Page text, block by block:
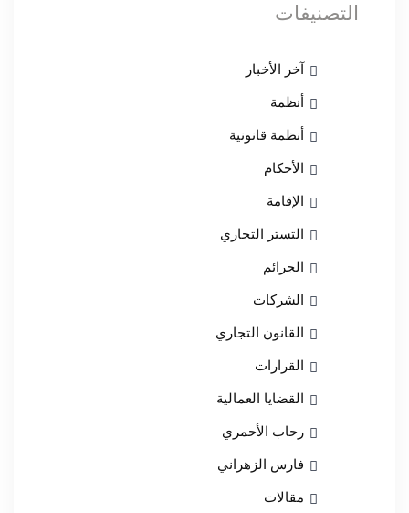
التصنيفات
آخر الأخبار
أنظمة
أنظمة قانونية
الأحكام
الإقامة
التستر التجاري
الجرائم
الشركات
القانون التجاري
القرارات
القضايا العمالية
رحاب الأحمري
فارس الزهراني
مقالات